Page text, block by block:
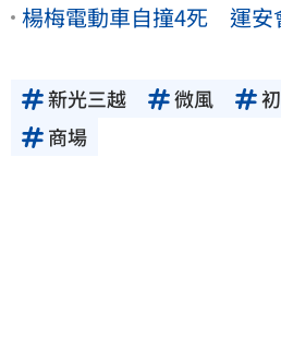
楊梅電動車自撞4死 運安
新光三越 微風
商場